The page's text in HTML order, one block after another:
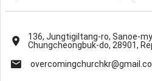
136, Jungtigiltang-ro, Sanoe-
Chungcheongbuk-do, 28901,